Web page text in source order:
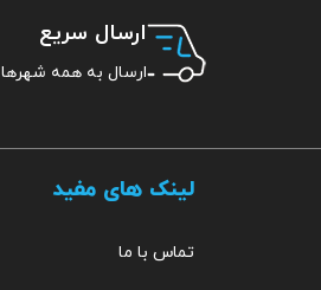
ارسال سریع
ارسال به همه شهرها
لینک های مفید
تماس با ما